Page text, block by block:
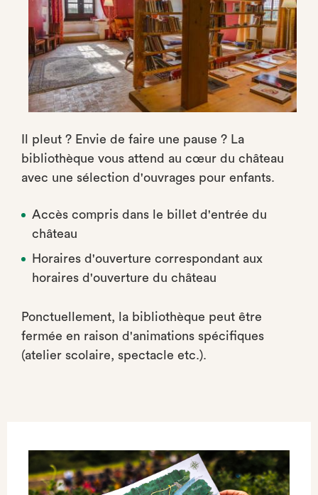
Il pleut ? Envie de faire une pause ? La
bibliothèque vous attend au cœur du château
avec une sélection d'ouvrages pour enfants.
Accès compris dans le billet d'entrée du
château
Horaires d'ouverture correspondant aux
horaires d'ouverture du château
Ponctuellement, la bibliothèque peut être
fermée en raison d'animations spécifiques
(atelier scolaire, spectacle etc.).